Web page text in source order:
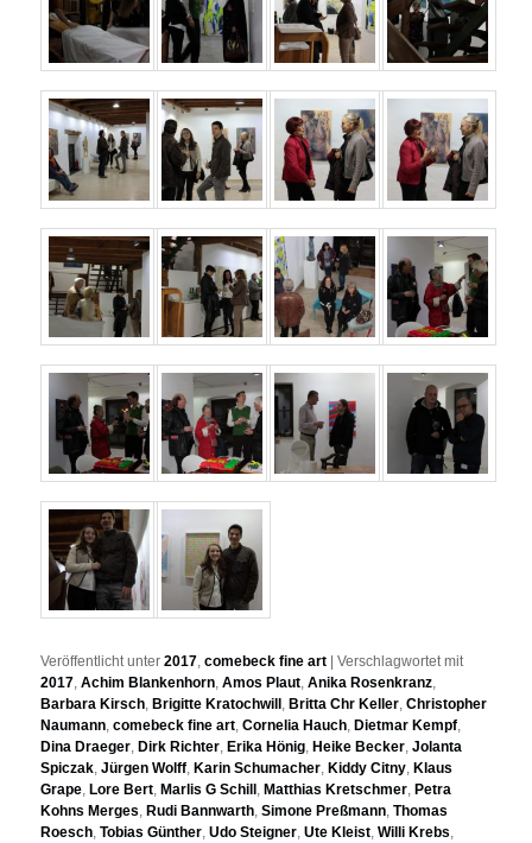
Veröffentlicht unter 2017,comebeck fine art |Verschlagwortet mit
2017,Achim Blankenhorn,Amos Plaut,Anika Rosenkranz,
Barbara Kirsch, Brigitte Kratochwill , Britta Chr Keller,Christopher
Naumann,comebeck fine art,Cornelia Hauch, Dietmar Kempf,
Dina Draeger, Dirk Richter, Erika Hönig, Heike Becker,Jolanta
Spiczak,Jürgen Wolff, Karin Schumacher, Kiddy Citny, Klaus
Grape, Lore Bert, Marlis G Schill , Matthias Kretschmer, Petra
Kohns Merges, Rudi Bannwarth,Simone Preßmann,Thomas
Roesch,Tobias Günther,Udo Steigner,Ute Kleist,Willi Krebs,